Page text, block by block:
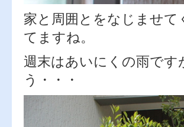
家と周囲とをなじませ
てますね。
週末はあいにくの雨で
う・・・